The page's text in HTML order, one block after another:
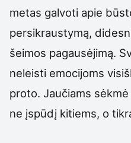
metas galvoti apie
persikraustymą,
šeimos pagausėjimą.
neleisti emocijoms
proto. Jaučiams
ne įspūdį kitiems, o